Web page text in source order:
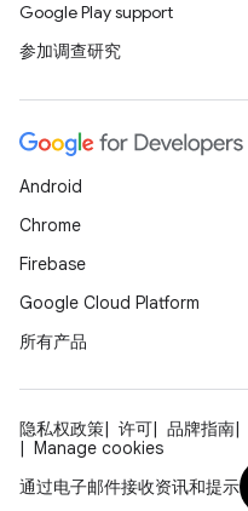
Google Play support
参加调查研究
Android
Chrome
Firebase
Google Cloud Platform
所有产品
隐私权政策 许可 品牌指南
Manage cookies
通过电子邮件接收资讯和提示